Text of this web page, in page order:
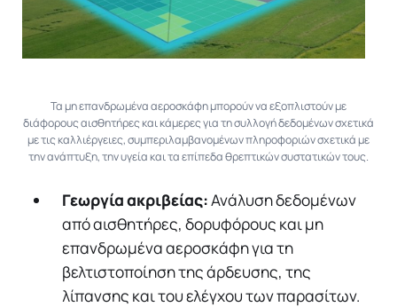
Τα μη επανδρωμένα αεροσκάφη μπορούν να εξοπλιστούν με
διάφορους αισθητήρες και κάμερες για τη συλλογή δεδομένων σχετικά
με τις καλλιέργειες, συμπεριλαμβανομένων πληροφοριών σχετικά με
την ανάπτυξη, την υγεία και τα επίπεδα θρεπτικών συστατικών τους.
Γεωργία ακριβείας:Ανάλυση δεδομένων
από αισθητήρες, δορυφόρους και μη
επανδρωμένα αεροσκάφη για τη
βελτιστοποίηση της άρδευσης, της
λίπανσης και του ελέγχου των παρασίτων.